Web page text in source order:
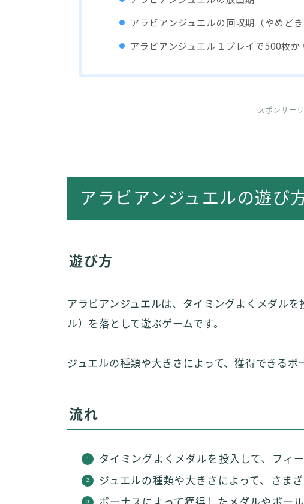
アラビアンジュエルの回収期（やめどき
アラビアンジュエル１プレイで500枚
スポンサー
アラビアンジュエルの遊び
遊び方
アラビアンジュエルは、タイミングよくメダル
ル）を落として遊ぶゲームです。
ジュエルの種類や大きさによって、獲得できるボ
流れ
タイミングよくメダルを投入して、フィ
ジュエルの種類や大きさによって、さま